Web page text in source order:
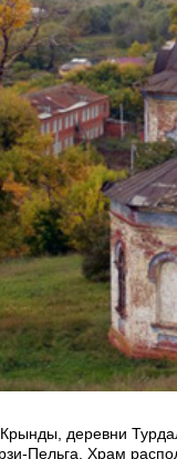
деревни
Пельга. Храм